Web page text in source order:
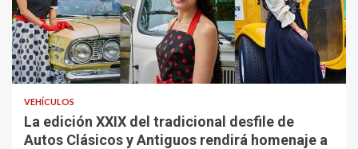
VEHÍCULOS
La edición XXIX del tradicional desfile de
Autos Clásicos y Antiguos rendirá homenaje a